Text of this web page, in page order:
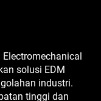
solusi EDM
industri.
tinggi dan